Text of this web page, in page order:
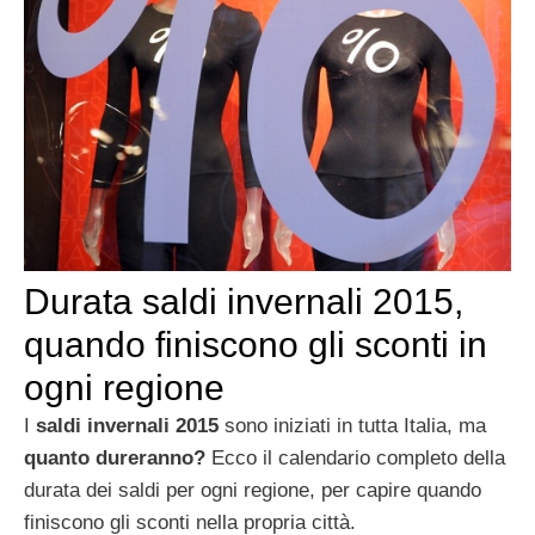
Durata saldi invernali 2015,
quando finiscono gli sconti in
ogni regione
I saldi invernali 2015 sono iniziati in tutta Italia, ma
quanto dureranno? Ecco il calendario completo della
durata dei saldi per ogni regione, per capire quando
finiscono gli sconti nella propria città.